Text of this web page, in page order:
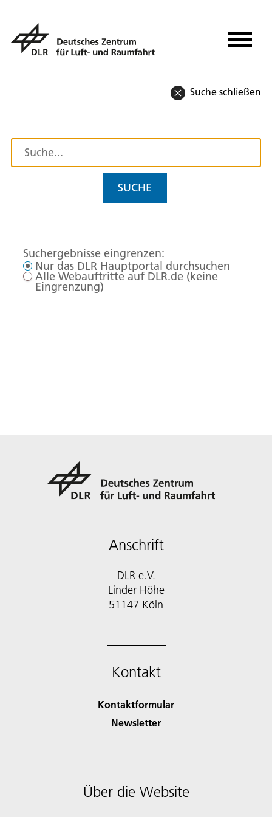
Suche schließen
SUCHE
Suchergebnisse eingrenzen:
Nur das DLR Hauptportal durchsuchen
Alle Webauftritte auf DLR.de (keine
Eingrenzung)
Anschrift
DLR e.V.
Linder Höhe
51147 Köln
Kontakt
Kontaktformular
Newsletter
Über die Website